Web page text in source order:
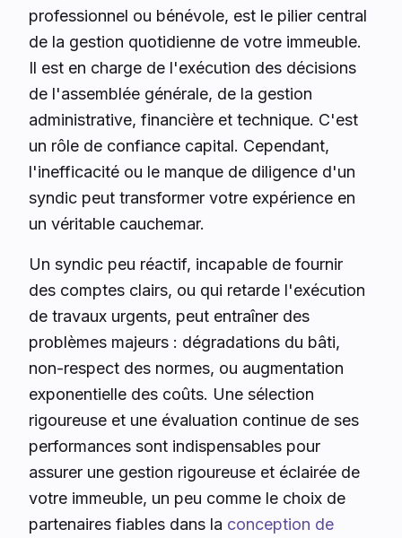
professionnel ou bénévole, est le pilier central
de la gestion quotidienne de votre immeuble.
Il est en charge de l'exécution des décisions
de l'assemblée générale, de la gestion
administrative, financière et technique. C'est
un rôle de confiance capital. Cependant,
l'inefficacité ou le manque de diligence d'un
syndic peut transformer votre expérience en
un véritable cauchemar.
Un syndic peu réactif, incapable de fournir
des comptes clairs, ou qui retarde l'exécution
de travaux urgents, peut entraîner des
problèmes majeurs : dégradations du bâti,
non-respect des normes, ou augmentation
exponentielle des coûts. Une sélection
rigoureuse et une évaluation continue de ses
performances sont indispensables pour
assurer une gestion rigoureuse et éclairée de
votre immeuble, un peu comme le choix de
partenaires fiables dans la conception de